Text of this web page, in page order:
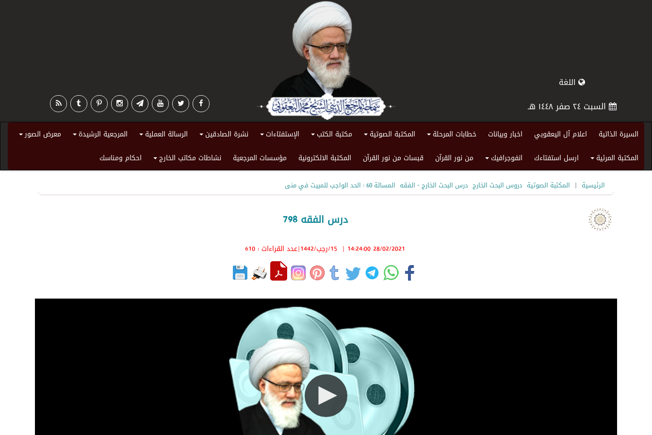
اللغة
السبت ٢٤ صفر ١٤٤٨ هـ
السيرة الذاتية اعلام آل اليعقوبي اخبار وبيانات خطابات المرحلة المكتبة الصوتية مكتبة الكتب الإستفتاءات نشرة الصادقين الرسالة العملية المرجعية الرشيدة معرض الصور
المكتبة المرئية ارسل استفتاءك انفوجرافيك من نور القرآن قبسات من نور القرآن المكتبة الالكترونية مؤسسات المرجعية نشاطات مكاتب الخارج احكام ومناسك
الرئيسية | المكتبة الصوتية دروس البحث الخارج درس البحث الخارج - الفقه المسالة 60 : الحد الواجب للمبيت في منى
درس الفقه 798
28/02/2021 14:24:00
| 15/رجب/1442 |عدد القراءات : 610